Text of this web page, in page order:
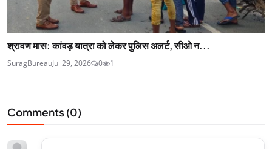
श्रावण मास: कांवड़ यात्रा को लेकर पुलिस अलर्ट, सीओ न...
SuragBureauJul 29, 2026 0 1
Comments (0)